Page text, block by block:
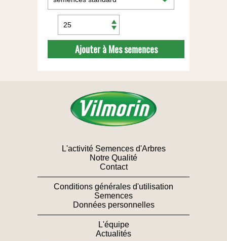
Ajouter à Mes semences
L'activité Semences d'Arbres
Notre Qualité
Contact
Conditions générales d'utilisation
Semences
Données personnelles
L'équipe
Actualités